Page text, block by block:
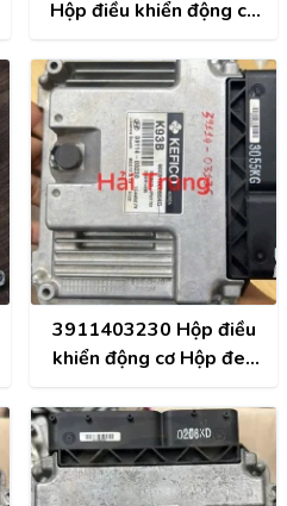
Hộp điều khiển động cơ
3911403230 Hộp điều
khiển động cơ Hộp đen